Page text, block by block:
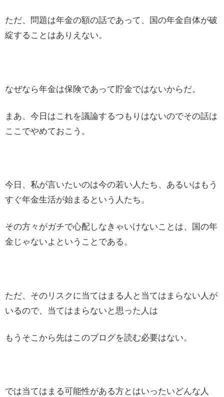
ただ、問題は年金の額の話であって、国の年金自体が破
綻することはありえない。
なぜなら年金は保険であって貯金ではないからだ。
まあ、今日はこれを議論するつもりはないのでその話は
ここでやめておこう。
今日、私が言いたいのは今の若い人たち、あるいはもう
すぐ年金生活が始まるという人たち。
その方々がガチで心配しなきゃいけないことは、国の年
金じゃないよということである。
ただ、そのリスクに当てはまる人と当てはまらない人が
いるので、当てはまらないと思った人は
もうそこから先はこのブログを読む必要はない。
では当てはまる可能性がある方とはいったいどんな人